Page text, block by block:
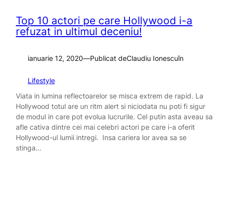
Top 10 actori pe care Hollywood i-a
refuzat in ultimul deceniu!
ianuarie 12, 2020—Publicat deClaudiu Ionescuîn
Lifestyle
Viata in lumina reflectoarelor se misca extrem de rapid. La
Hollywood totul are un ritm alert si niciodata nu poti fi sigur
de modul in care pot evolua lucrurile. Cel putin asta aveau sa
afle cativa dintre cei mai celebri actori pe care i-a oferit
Hollywood-ul lumii intregi. Insa cariera lor avea sa se
stinga…